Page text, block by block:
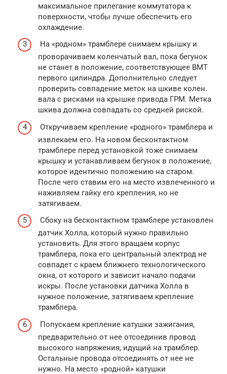
максимальное прилегание коммутатора к
поверхности, чтобы лучше обеспечить его
охлаждение.
На «родном» трамблере снимаем крышку и
проворачиваем коленчатый вал, пока бегунок
не станет в положение, соответствующее ВМТ
первого цилиндра. Дополнительно следует
проверить совпадение меток на шкиве колен.
вала с рисками на крышке привода ГРМ. Метка
шкива должна совпадать со средней риской.
Откручиваем крепление «родного» трамблера и
извлекаем его. На новом бесконтактном
трамблере перед установкой тоже снимаем
крышку и устанавливаем бегунок в положение,
которое идентично положению на старом.
После чего ставим его на место извлеченного и
наживляем гайку его крепления, но не
затягиваем.
Сбоку на бесконтактном трамблере установлен
датчик Холла, который нужно правильно
установить. Для этого вращаем корпус
трамблера, пока его центральный электрод не
совпадет с краем ближнего технологического
окна, от которого и зависит начало подачи
искры. После установки датчика Холла в
нужное положение, затягиваем крепление
трамблера.
Попускаем крепление катушки зажигания,
предварительно от нее отсоединив провод
высокого напряжения, идущий на трамблер.
Остальные провода отсоединять от нее не
нужно. На место «родной» катушки